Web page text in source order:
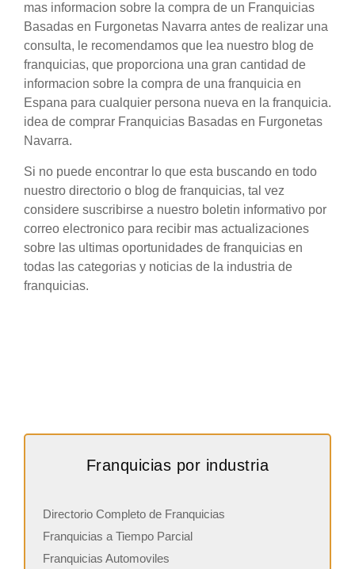
mas informacion sobre la compra de un Franquicias
Basadas en Furgonetas Navarra antes de realizar una
consulta, le recomendamos que lea nuestro blog de
franquicias, que proporciona una gran cantidad de
informacion sobre la compra de una franquicia en
Espana para cualquier persona nueva en la franquicia.
idea de comprar Franquicias Basadas en Furgonetas
Navarra.
Si no puede encontrar lo que esta buscando en todo
nuestro directorio o blog de franquicias, tal vez
considere suscribirse a nuestro boletin informativo por
correo electronico para recibir mas actualizaciones
sobre las ultimas oportunidades de franquicias en
todas las categorias y noticias de la industria de
franquicias.
Franquicias por industria
Directorio Completo de Franquicias
Franquicias a Tiempo Parcial
Franquicias Automoviles